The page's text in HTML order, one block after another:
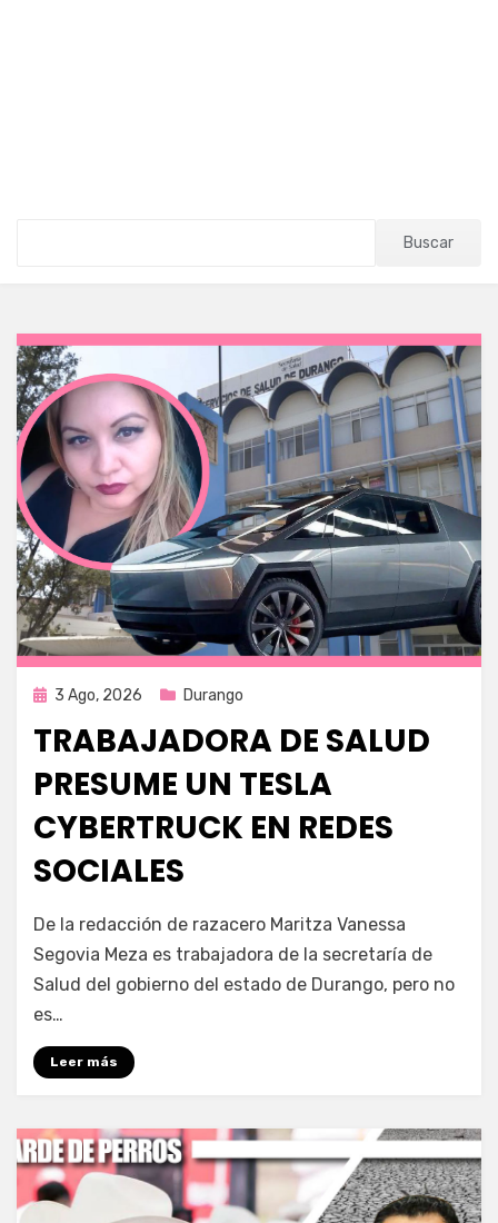
Buscar
Publicada
3 Ago, 2026 Durango
TRABAJADORA DE SALUD
PRESUME UN TESLA
CYBERTRUCK EN REDES
SOCIALES
por Fernando Miranda Servín
De la redacción de razacero Maritza Vanessa
Segovia Meza es trabajadora de la secretaría de
Salud del gobierno del estado de Durango, pero no
es…
Leer más